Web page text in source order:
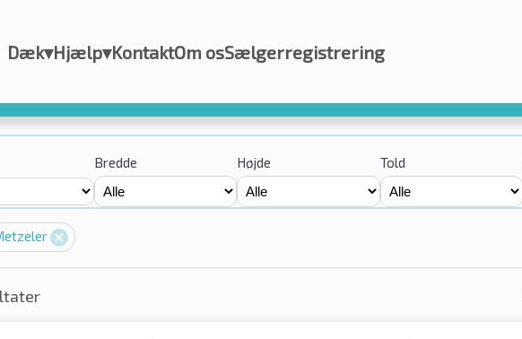
Dæk▾Hjælp▾KontaktOm osSælgerregistrering
Bredde Højde Told